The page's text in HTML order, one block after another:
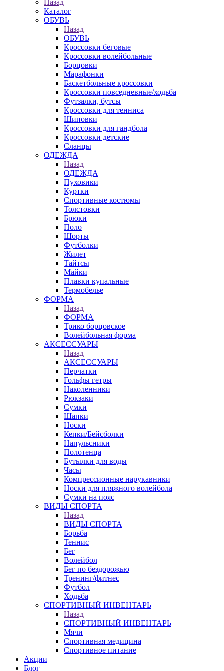
Назад
Каталог
ОБУВЬ
Назад
ОБУВЬ
Кроссовки беговые
Кроссовки волейбольные
Борцовки
Марафонки
Баскетбольные кроссовки
Кроссовки повседневные/ходьба
Футзалки, бутсы
Кроссовки для тенниса
Шиповки
Кроссовки для гандбола
Кроссовки детские
Сланцы
ОДЕЖДА
Назад
ОДЕЖДА
Пуховики
Куртки
Спортивные костюмы
Толстовки
Брюки
Поло
Шорты
Футболки
Жилет
Тайтсы
Майки
Плавки купальные
Термобелье
ФОРМА
Назад
ФОРМА
Трико борцовское
Волейбольная форма
АКСЕССУАРЫ
Назад
АКСЕССУАРЫ
Перчатки
Гольфы гетры
Наколенники
Рюкзаки
Сумки
Шапки
Носки
Кепки/Бейсболки
Напульсники
Полотенца
Бутылки для воды
Часы
Компрессионные нарукавники
Носки для пляжного волейбола
Сумки на пояс
ВИДЫ СПОРТА
Назад
ВИДЫ СПОРТА
Борьба
Теннис
Бег
Волейбол
Бег по бездорожью
Тренинг/фитнес
Футбол
Ходьба
СПОРТИВНЫЙ ИНВЕНТАРЬ
Назад
СПОРТИВНЫЙ ИНВЕНТАРЬ
Мячи
Спортивная медицина
Спортивное питание
Акции
Блог